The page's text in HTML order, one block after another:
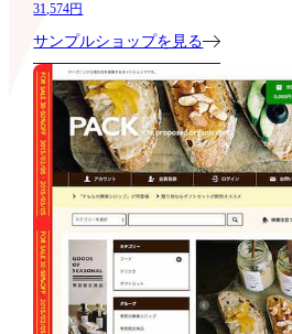
31,574円
サンプルショップを見る